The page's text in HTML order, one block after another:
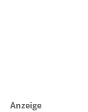
Anzeige